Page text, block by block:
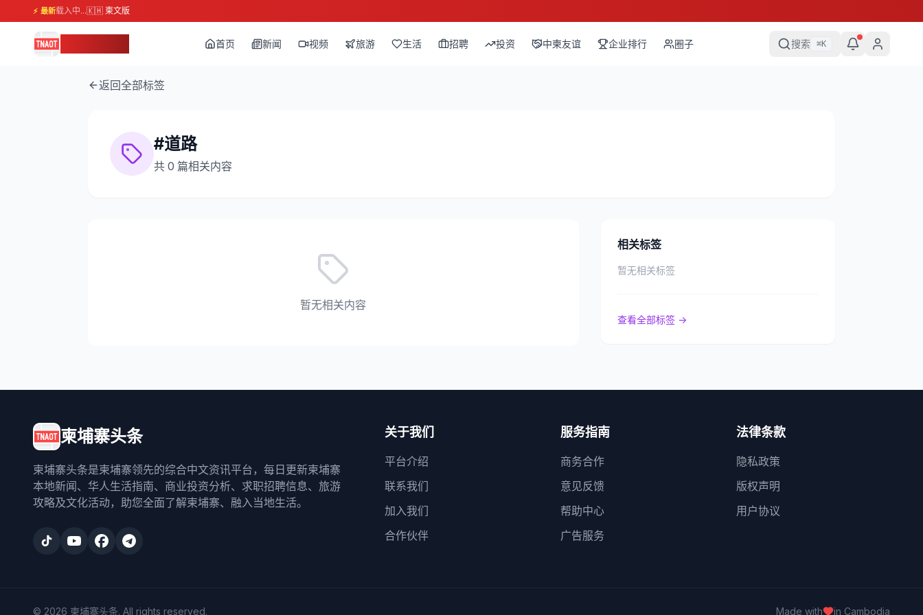
⚡ 最新载入中...🇰🇭 柬文版
首页 新闻 视频 旅游 生活 招聘 投资 中柬友谊 企业排行 圈子 搜索 ⌘K
返回全部标签
#道路
共 0 篇相关内容
暂无相关内容
相关标签
暂无相关标签
查看全部标签 →
柬埔寨头条
柬埔寨头条是柬埔寨领先的综合中文资讯平台，每日更新柬埔寨
本地新闻、华人生活指南、商业投资分析、求职招聘信息、旅游
攻略及文化活动，助您全面了解柬埔寨、融入当地生活。
关于我们
平台介绍
联系我们
加入我们
合作伙伴
服务指南
商务合作
意见反馈
帮助中心
广告服务
法律条款
隐私政策
版权声明
用户协议
© 2026 柬埔寨头条. All rights reserved. Made with in Cambodia